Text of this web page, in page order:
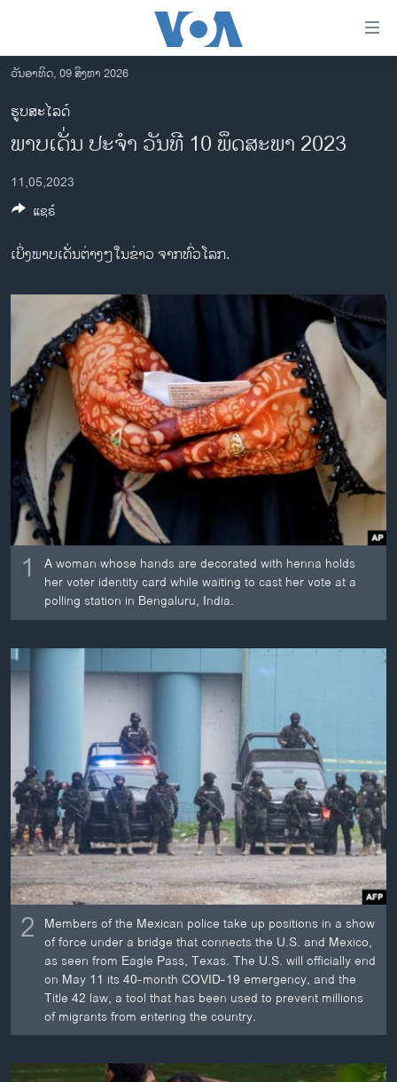
ເຂົ້າ
ຫາ
ຂ້າມ
ຂ້າມ
ໄປ
ຫາ
ຄົ້ນ
ລາວ
ອາເມຣິກາ
ການເລືອກຕັ້ງ ປະທານາທີບໍດີ ສະຫະລັດ 2024
ຂ່າວ​ຈີນ
ໂລກ
ອິດສະຫຼະພາບດ້ານການຂ່າວ
ຊີວິດຊາວລາວ
ຊຸມຊົນຊາວລາວ
ວິທະຍາສາດ-ເທັກໂນໂລຈີ
ທຸລະກິດ
ພາສາອັງກິດ
ວີດີໂອ
ສຽງ
ລາຍການກະຈາຍສຽງ
ລາຍງານ
ຕິດຕາມພວກເຮົາ ທີ່
ພາສາຕ່າງໆ
ວັນອາທິດ, 09 ສິງຫາ 2026
ຮູບສະໄລດ໌
ພາບເດັ່ນ ປະຈຳ ວັນທີ 10 ພຶດສະພາ 2023
11,05,2023
ເບິ່ງພາບເດັ່ນຕ່າງໆໃນຂ່າວ ຈາກທົ່ວໂລກ.
1
A woman whose hands are decorated with henna holds
her voter identity card while waiting to cast her vote at a
polling station in Bengaluru, India.
2 Members of the Mexican police take up positions in a show
of force under a bridge that connects the U.S. and Mexico,
as seen from Eagle Pass, Texas. The U.S. will officially end
on May 11 its 40-month COVID-19 emergency, and the
Title 42 law, a tool that has been used to prevent millions
of migrants from entering the country.
ແຊຣ໌